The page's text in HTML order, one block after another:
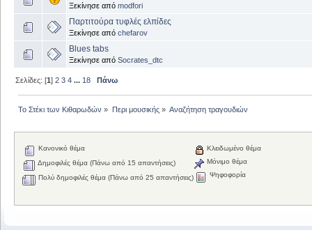
Ξεκίνησε από modfori
Παρτιτούρα τυφλές ελπίδες
Ξεκίνησε από chefarov
Blues tabs
Ξεκίνησε από Socrates_dtc
Σελίδες: [1]2 3 4 ... 18 Πάνω
Το Στέκι των Κιθαρωδών » Περι μουσικής» Αναζήτηση τραγουδιών
Κανονικό θέμα
Δημοφιλές θέμα (Πάνω από 15 απαντήσεις)
Πολύ δημοφιλές θέμα (Πάνω από 25 απαντήσεις)
Κλειδωμένο θέμα
Μόνιμο θέμα
Ψηφοφορία